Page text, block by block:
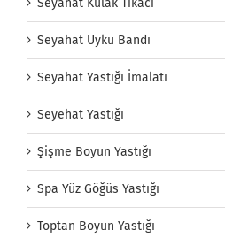
Seyahat Kulak Tıkacı
Seyahat Uyku Bandı
Seyahat Yastığı İmalatı
Seyehat Yastığı
Şişme Boyun Yastığı
Spa Yüz Göğüs Yastığı
Toptan Boyun Yastığı